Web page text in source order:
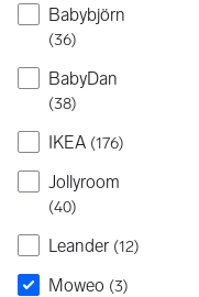
Babybjörn
(36)
BabyDan
(38)
IKEA (176)
Jollyroom
(40)
Leander (12)
Moweo (3)